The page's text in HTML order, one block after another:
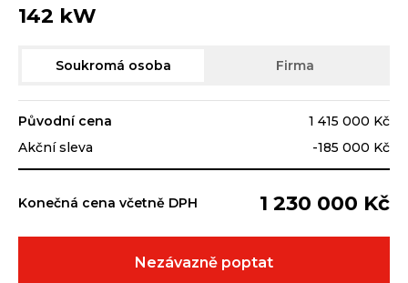
142 kW
Soukromá osoba Firma
Původní cena
1 415 000 Kč
Akční sleva
-185 000 Kč
Konečná cena včetně DPH 1 230 000 Kč
Nezávazně poptat